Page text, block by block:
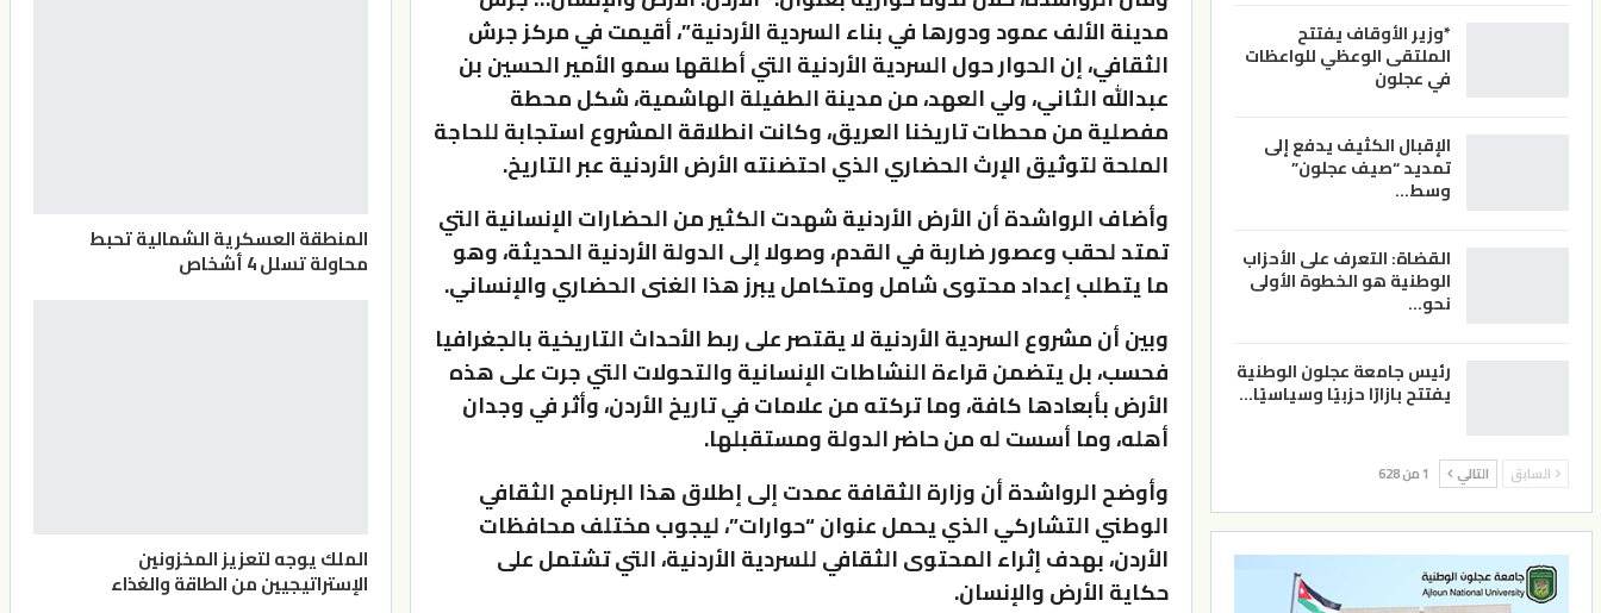
مدينة الألف عمود ودورها في بناء السردية الأردنية”، أقيمت في مركز جرش
الثقافي، إن الحوار حول السردية الأردنية التي أطلقها سمو الأمير الحسين بن
عبدالله الثاني، ولي العهد، من مدينة الطفيلة الهاشمية، شكل محطة
مفصلية من محطات تاريخنا العريق، وكانت انطلاقة المشروع استجابة للحاجة
الملحة لتوثيق الإرث الحضاري الذي احتضنته الأرض الأردنية عبر التاريخ.
وأضاف الرواشدة أن الأرض الأردنية شهدت الكثير من الحضارات الإنسانية التي
تمتد لحقب وعصور ضاربة في القدم، وصولا إلى الدولة الأردنية الحديثة، وهو
ما يتطلب إعداد محتوى شامل ومتكامل يبرز هذا الغنى الحضاري والإنساني.
وبين أن مشروع السردية الأردنية لا يقتصر على ربط الأحداث التاريخية بالجغرافيا
فحسب، بل يتضمن قراءة النشاطات الإنسانية والتحولات التي جرت على هذه
الأرض بأبعادها كافة، وما تركته من علامات في تاريخ الأردن، وأثر في وجدان
أهله، وما أسست له من حاضر الدولة ومستقبلها.
وأوضح الرواشدة أن وزارة الثقافة عمدت إلى إطلاق هذا البرنامج الثقافي
الوطني التشاركي الذي يحمل عنوان “حوارات”، ليجوب مختلف محافظات
الأردن، بهدف إثراء المحتوى الثقافي للسردية الأردنية، التي تشتمل على
حكاية الأرض والإنسان.
*وزير الأوقاف يفتتح
الملتقى الوعظي للواعظات
في عجلون
الإقبال الكثيف يدفع إلى
تمديد “صيف عجلون”
وسط…
القضاة: التعرف على الأحزاب
الوطنية هو الخطوة الأولى
نحو…
رئيس جامعة عجلون الوطنية
يفتتح بازارًا حزبيًا وسياسيًا…
السابق التالي 1 من 628
المنطقة العسكرية الشمالية تحبط
محاولة تسلل 4 أشخاص
الملك يوجه لتعزيز المخزونين
الإستراتيجيين من الطاقة والغذاء